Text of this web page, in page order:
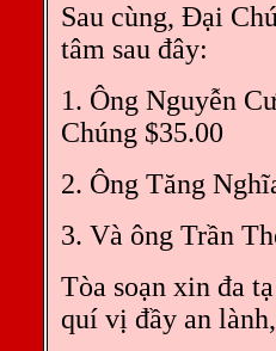
Sau cùng, Đại
tâm sau đây:
1. Ông Nguyễn
Chúng $35.00
2. Ông Tăng
3. Và ông Trần
Tòa soạn xin đa
quí vị đầy an